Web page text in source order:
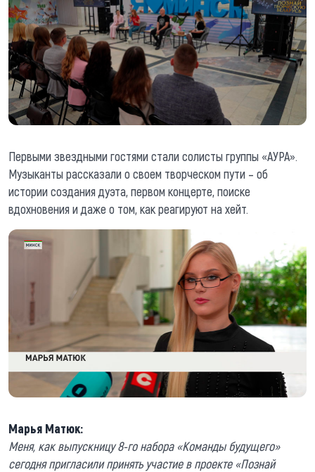
Первыми звездными гостями стали солисты группы «АУРА».
Музыканты рассказали о своем творческом пути – об
истории создания дуэта, первом концерте, поиске
вдохновения и даже о том, как реагируют на хейт.
Марья Матюк:
Меня, как выпускницу 8-го набора «Команды будущего»
сегодня пригласили принять участие в проекте «Познай